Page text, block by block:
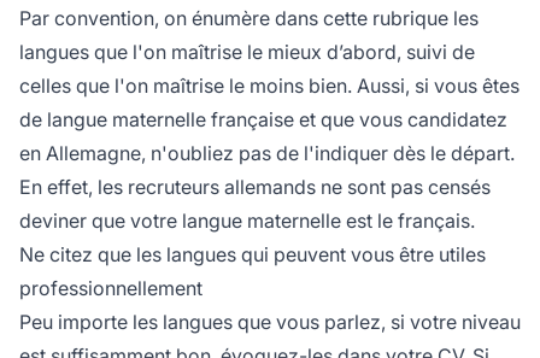
Par convention, on énumère dans cette rubrique les
langues que l'on maîtrise le mieux d’abord, suivi de
celles que l'on maîtrise le moins bien. Aussi, si vous êtes
de langue maternelle française et que vous candidatez
en Allemagne, n'oubliez pas de l'indiquer dès le départ.
En effet, les recruteurs allemands ne sont pas censés
deviner que votre langue maternelle est le français.
Ne citez que les langues qui peuvent vous être utiles
professionnellement
Peu importe les langues que vous parlez, si votre niveau